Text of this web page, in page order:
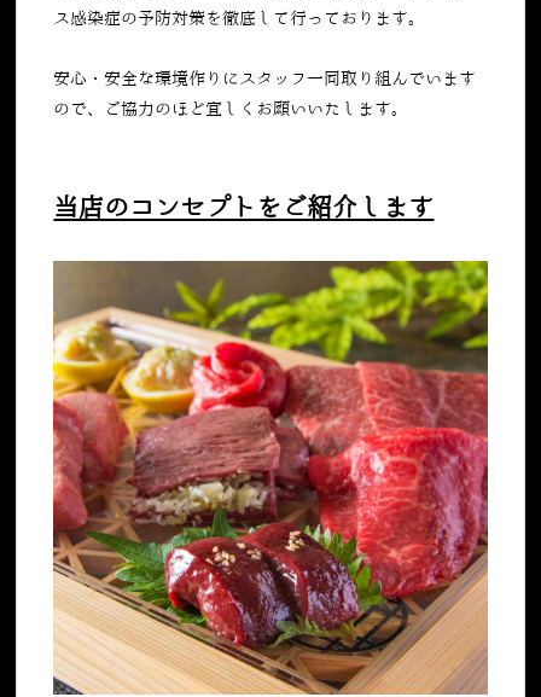
ス感染症の予防対策を徹底して行っております。
安心・安全な環境作りにスタッフ一同取り組んでいます
ので、ご協力のほど宜しくお願いいたします。
当店のコンセプトをご紹介します